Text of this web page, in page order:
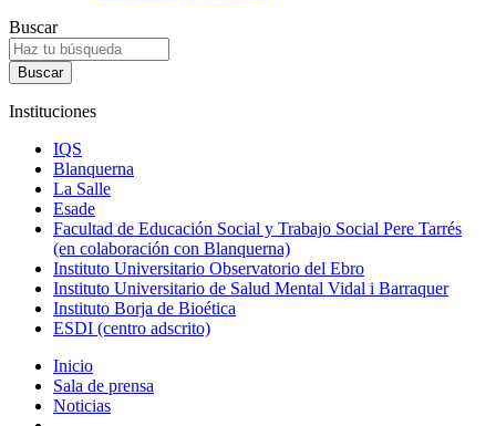
Buscar
Instituciones
IQS
Blanquerna
La Salle
Esade
Facultad de Educación Social y Trabajo Social Pere Tarrés
(en colaboración con Blanquerna)
Instituto Universitario Observatorio del Ebro
Instituto Universitario de Salud Mental Vidal i Barraquer
Instituto Borja de Bioética
ESDI (centro adscrito)
Inicio
Sala de prensa
Noticias